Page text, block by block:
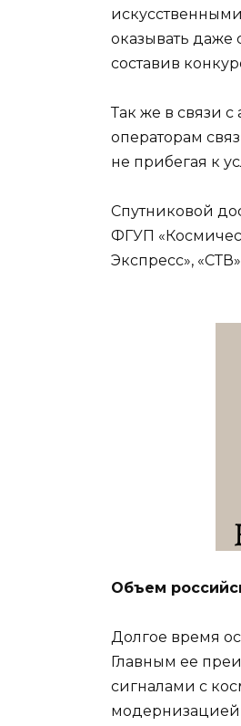
оказывать даже
составив
Так же в связи с
операторам
не прибегая к
Спутниковой
ФГУП
Экспресс»,
Объем
Долгое время
Главным ее
сигналами с
модернизацией